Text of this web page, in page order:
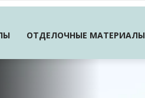
ОТДЕЛОЧНЫЕ МАТЕРИАЛЫ